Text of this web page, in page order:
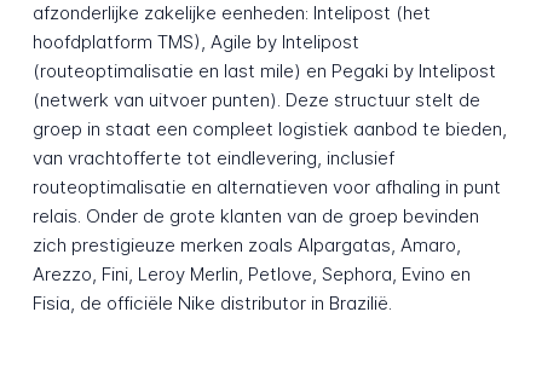
afzonderlijke zakelijke eenheden: Intelipost (het
hoofdplatform TMS), Agile by Intelipost
(routeoptimalisatie en last mile) en Pegaki by Intelipost
(netwerk van uitvoer punten). Deze structuur stelt de
groep in staat een compleet logistiek aanbod te bieden,
van vrachtofferte tot eindlevering, inclusief
routeoptimalisatie en alternatieven voor afhaling in punt
relais. Onder de grote klanten van de groep bevinden
zich prestigieuze merken zoals Alpargatas, Amaro,
Arezzo, Fini, Leroy Merlin, Petlove, Sephora, Evino en
Fisia, de officiële Nike distributor in Brazilië.